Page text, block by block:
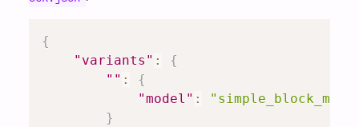
{
"variants" :
{
"" :
{
"model" :
}